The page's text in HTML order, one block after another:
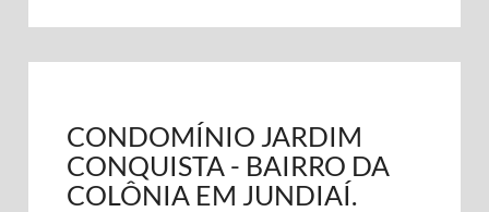
CONDOMÍNIO JARDIM
CONQUISTA - BAIRRO DA
COLÔNIA EM JUNDIAÍ.